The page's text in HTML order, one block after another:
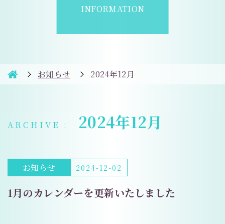
INFORMATION
お知らせ 2024年12月
2024年12月
お知らせ 2024-12-02
1月のカレンダーを更新いたしました